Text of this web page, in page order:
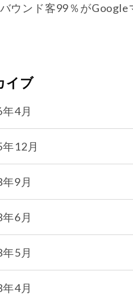
ウンド客99％がGoogle
イブ
4月
12月
9月
6月
5月
4月